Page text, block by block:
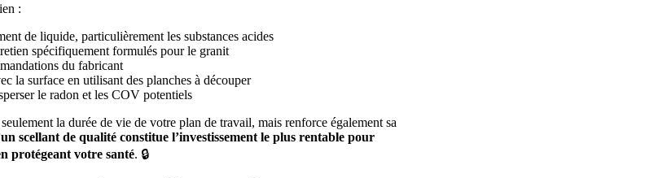
:
de liquide, particulièrement les substances acides
spécifiquement formulés pour le granit
du fabricant
la surface en utilisant des planches à découper
le radon et les COV potentiels
la durée de vie de votre plan de travail, mais renforce également sa
scellant de qualité constitue l’investissement le plus rentable pour
protégeant votre santé. 🔒